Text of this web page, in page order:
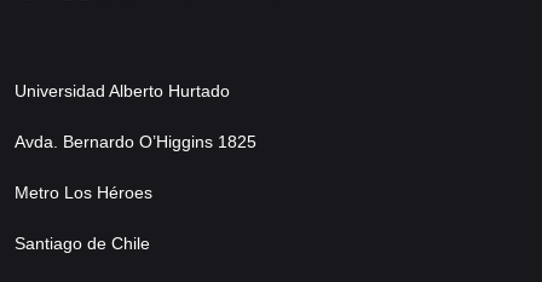
Universidad Alberto Hurtado
Avda. Bernardo O’Higgins 1825
Metro Los Héroes
Santiago de Chile